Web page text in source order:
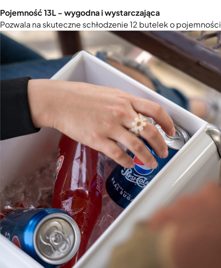
Pojemność 13L - wygodna i wystarczająca
Pozwala na skuteczne schłodzenie 12 butelek o